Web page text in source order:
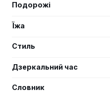
Подорожі
Їжа
Стиль
Дзеркальний час
Словник